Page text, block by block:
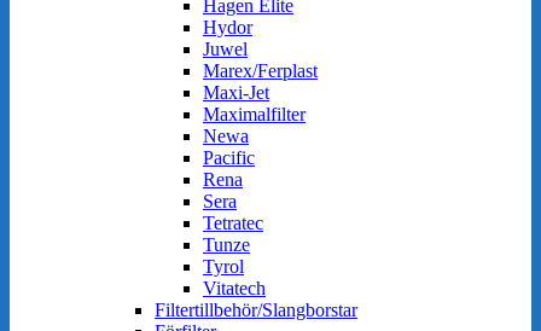
Hagen Elite
Hydor
Juwel
Marex/Ferplast
Maxi-Jet
Maximalfilter
Newa
Pacific
Rena
Sera
Tetratec
Tunze
Tyrol
Vitatech
Filtertillbehör/Slangborstar